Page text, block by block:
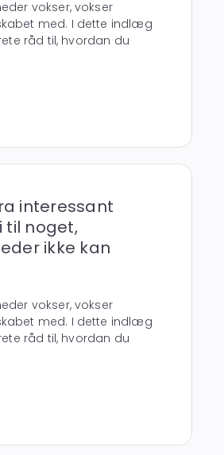
vokser, vokser
med. I dette indlæg
råd til, hvordan du
interessant
til noget,
ikke kan
vokser, vokser
med. I dette indlæg
råd til, hvordan du